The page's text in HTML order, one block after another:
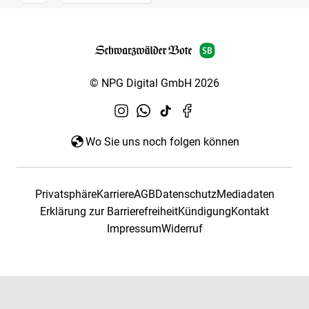
© NPG Digital GmbH 2026
Wo Sie uns noch folgen können
PrivatsphäreKarriereAGBDatenschutzMediadaten
Erklärung zur BarrierefreiheitKündigungKontakt
ImpressumWiderruf